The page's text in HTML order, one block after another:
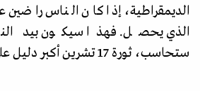
الديمقراطية، إذا كان الناس
الذي يحصل. فهذا سيكون بيد
ستحاسب، ثورة 17 تشرين أكبر دليل على ذلك.